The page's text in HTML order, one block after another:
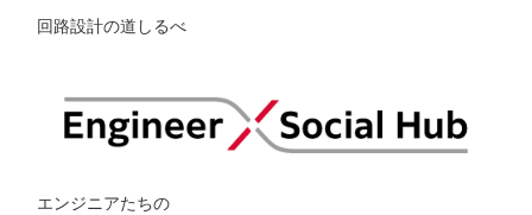
回路設計の道しるべ
エンジニアたちの